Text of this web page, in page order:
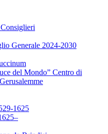
Generale 2024-2030
del Mondo” Centro di
1625